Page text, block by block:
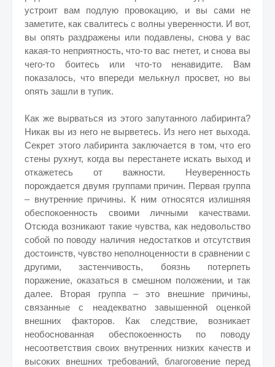
устроит вам подлую провокацию, и вы сами не
заметите, как свалитесь с волны уверенности. И вот,
вы опять раздражены или подавлены, снова у вас
какая-то неприятность, что-то вас гнетет, и снова вы
чего-то боитесь или что-то ненавидите. Вам
показалось, что впереди мелькнул просвет, но вы
опять зашли в тупик.
Как же вырваться из этого запутанного лабиринта?
Никак вы из него не вырветесь. Из него нет выхода.
Секрет этого лабиринта заключается в том, что его
стены рухнут, когда вы перестанете искать выход и
откажетесь от важности. Неуверенность
порождается двумя группами причин. Первая группа
– внутренние причины. К ним относятся излишняя
обеспокоенность своими личными качествами.
Отсюда возникают такие чувства, как недовольство
собой по поводу наличия недостатков и отсутствия
достоинств, чувство неполноценности в сравнении с
другими, застенчивость, боязнь потерпеть
поражение, оказаться в смешном положении, и так
далее. Вторая группа – это внешние причины,
связанные с неадекватно завышенной оценкой
внешних факторов. Как следствие, возникает
необоснованная обеспокоенность по поводу
несоответствия своих внутренних низких качеств и
высоких внешних требований, благоговение перед